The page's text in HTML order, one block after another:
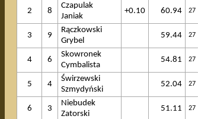
2 8
Czapulak
+0.10 60.94 27
Janiak
3 9
Rączkowski
59.44 27
Grybel
4 6
Skowronek
54.81 27
Cymbalista
5 4
Świrzewski
52.04 27
Szmydyński
6 3
Niebudek
51.11 27
Zatorski